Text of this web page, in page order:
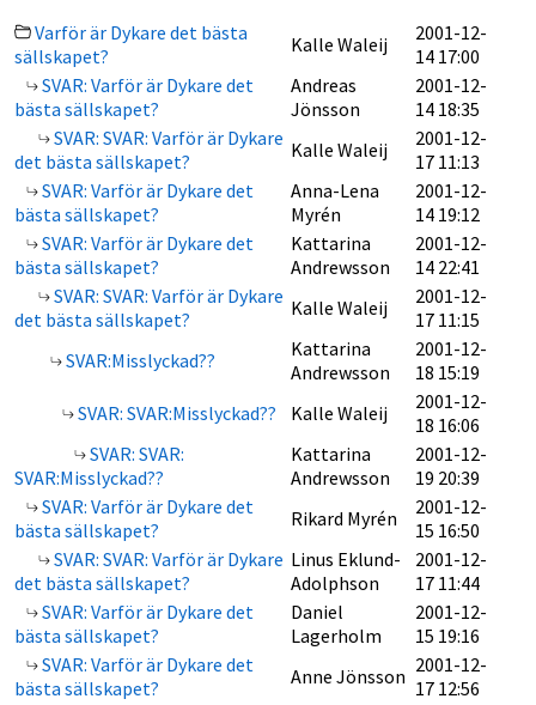
Varför är Dykare det bästa
sällskapet?
Kalle Waleij
2001-12-
14 17:00
SVAR: Varför är Dykare det
bästa sällskapet?
Andreas
Jönsson
2001-12-
14 18:35
SVAR: SVAR: Varför är Dykare
det bästa sällskapet?
Kalle Waleij
2001-12-
17 11:13
SVAR: Varför är Dykare det
bästa sällskapet?
Anna-Lena
Myrén
2001-12-
14 19:12
SVAR: Varför är Dykare det
bästa sällskapet?
Kattarina
Andrewsson
2001-12-
14 22:41
SVAR: SVAR: Varför är Dykare
det bästa sällskapet?
Kalle Waleij
2001-12-
17 11:15
SVAR:Misslyckad??
Kattarina
Andrewsson
2001-12-
18 15:19
SVAR: SVAR:Misslyckad??
Kalle Waleij
2001-12-
18 16:06
SVAR: SVAR:
SVAR:Misslyckad??
Kattarina
Andrewsson
2001-12-
19 20:39
SVAR: Varför är Dykare det
bästa sällskapet?
Rikard Myrén
2001-12-
15 16:50
SVAR: SVAR: Varför är Dykare
det bästa sällskapet?
Linus Eklund-
Adolphson
2001-12-
17 11:44
SVAR: Varför är Dykare det
bästa sällskapet?
Daniel
Lagerholm
2001-12-
15 19:16
SVAR: Varför är Dykare det
bästa sällskapet?
Anne Jönsson 2001-12-
17 12:56